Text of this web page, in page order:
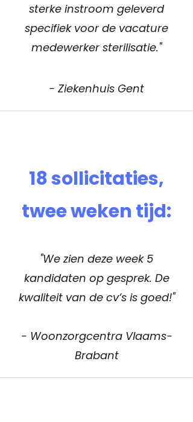
sterke instroom geleverd
specifiek voor de vacature
medewerker sterilisatie."
- Ziekenhuis Gent
18 sollicitaties,
twee weken tijd:
"We zien deze week 5
kandidaten op gesprek. De
kwaliteit van de cv’s is goed!"
- Woonzorgcentra Vlaams-
Brabant